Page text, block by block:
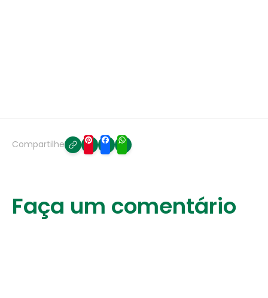
Compartilhe Pinterest
FacebookWhatsApp
Faça um comentário